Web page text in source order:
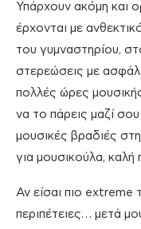
Υπάρχουν ακόμη και
έρχονται με
του γυμναστηρίου,
στερεώσεις με
πολλές ώρες
να το πάρεις μαζί
μουσικές βραδιές
για μουσικούλα, καλή
Αν είσαι πιο extreme
περιπέτειες… μετά